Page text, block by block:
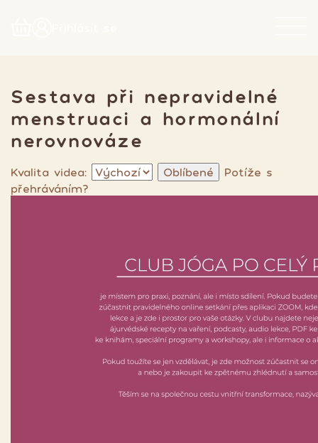
Sestava při nepravidelné
menstruaci a hormonální
nerovnováze
Kvalita videa: Oblíbené
Potíže s
přehráváním?